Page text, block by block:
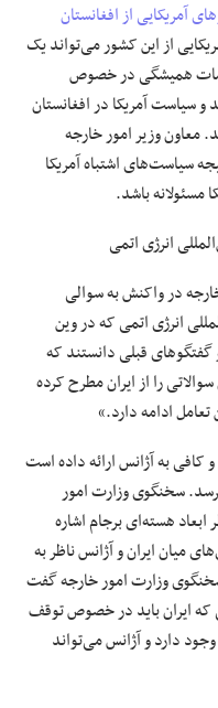
آمریکایی از افغانستان
از این کشور می‌تواند یک
همیشگی در خصوص
و سیاست آمریکا در افغانستان
وزیر امور خارجه
سیاست‌های اشتباه آمریکا
مسئولانه باشد.
انرژی اتمی
در واکنش به سوالی
انرژی اتمی که در وین
گفتگوهای قبلی دانستند که
را از ایران مطرح کرده
تعامل ادامه دارد.»
کافی به آژانس ارائه داده است
سخنگوی وزارت امور
هسته‌ای برجام اشاره
میان ایران و آژانس ناظر به
وزارت امور خارجه گفت
ایران باید در خصوص توقف
دارد و آژانس می‌تواند